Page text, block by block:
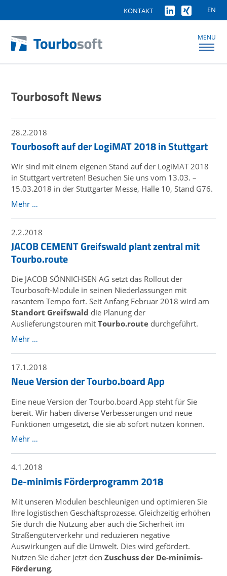
EN
KONTAKT
MENU
Tourbosoft News
28.2.2018
Tourbosoft auf der LogiMAT 2018 in Stuttgart
Wir sind mit einem eigenen Stand auf der LogiMAT 2018
in Stuttgart vertreten! Besuchen Sie uns vom 13.03. –
15.03.2018 in der Stuttgarter Messe, Halle 10, Stand G76.
Mehr …
2.2.2018
JACOB CEMENT Greifswald plant zentral mit
Tourbo.route
Die JACOB SÖNNICHSEN AG setzt das Rollout der
Tourbosoft-Module in seinen Niederlassungen mit
rasantem Tempo fort. Seit Anfang Februar 2018 wird am
Standort Greifswald die Planung der
Auslieferungstouren mitTourbo.route durchgeführt.
Mehr …
17.1.2018
Neue Version der Tourbo.board App
Eine neue Version der Tourbo.board App steht für Sie
bereit. Wir haben diverse Verbesserungen und neue
Funktionen umgesetzt, die sie ab sofort nutzen können.
Mehr …
4.1.2018
De-minimis Förderprogramm 2018
Mit unseren Modulen beschleunigen und optimieren Sie
Ihre logistischen Geschäftsprozesse. Gleichzeitig erhöhen
Sie durch die Nutzung aber auch die Sicherheit im
Straßengüterverkehr und reduzieren negative
Auswirkungen auf die Umwelt. Dies wird gefördert.
Nutzen Sie daher jetzt denZuschuss der De-minimis-
Förderung.